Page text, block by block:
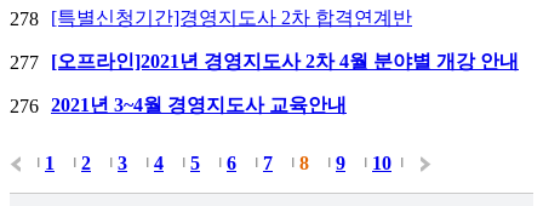
278 [특별신청기간]경영지도사 2차 합격연계반
277 [오프라인]2021년 경영지도사 2차 4월 분야별 개강 안내
276 2021년 3~4월 경영지도사 교육안내
1 2 3 4 5 6 7 8 9 10